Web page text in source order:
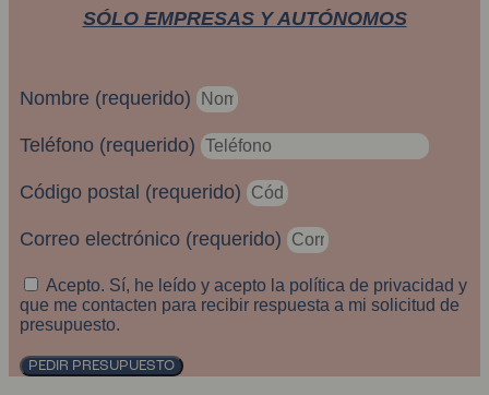
SÓLO EMPRESAS Y AUTÓNOMOS
Nombre (requerido)
Teléfono (requerido)
Código postal (requerido)
Correo electrónico (requerido)
Acepto. Sí, he leído y acepto la política de privacidad y
que me contacten para recibir respuesta a mi solicitud de
presupuesto.
PEDIR PRESUPUESTO